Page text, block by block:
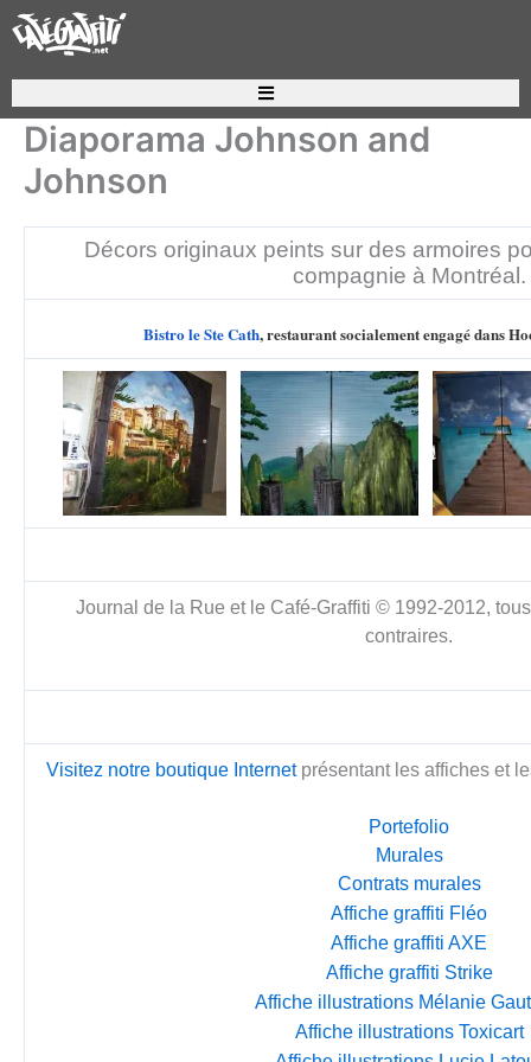
Aller
au
Diaporama Johnson and
Johnson
Décors originaux peints sur des armoires
compagnie à Montréal.
Bistro le Ste Cath, restaurant socialement engagé dans
Journal de la Rue et le Café-Graffiti © 1992-2012,
contraires.
Visitez notre boutique Internetprésentant les affiches et
Portefolio
Murales
Contrats murales
Affiche graffiti Fléo
Affiche graffiti AXE
Affiche graffiti Strike
Affiche illustrations Mélanie
Affiche illustrations Toxicart